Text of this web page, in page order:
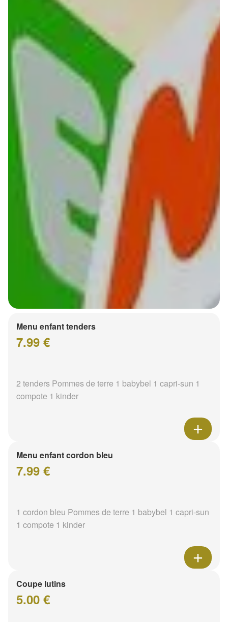
Menu enfant tenders
7.99 €
2 tenders Pommes de terre 1 babybel 1 capri-sun 1
compote 1 kinder
Menu enfant cordon bleu
7.99 €
1 cordon bleu Pommes de terre 1 babybel 1 capri-sun
1 compote 1 kinder
Coupe lutins
5.00 €